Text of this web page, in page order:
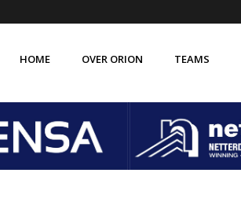
HOME OVER ORION
Over de vereniging Orion
Organisatie
TEAMS